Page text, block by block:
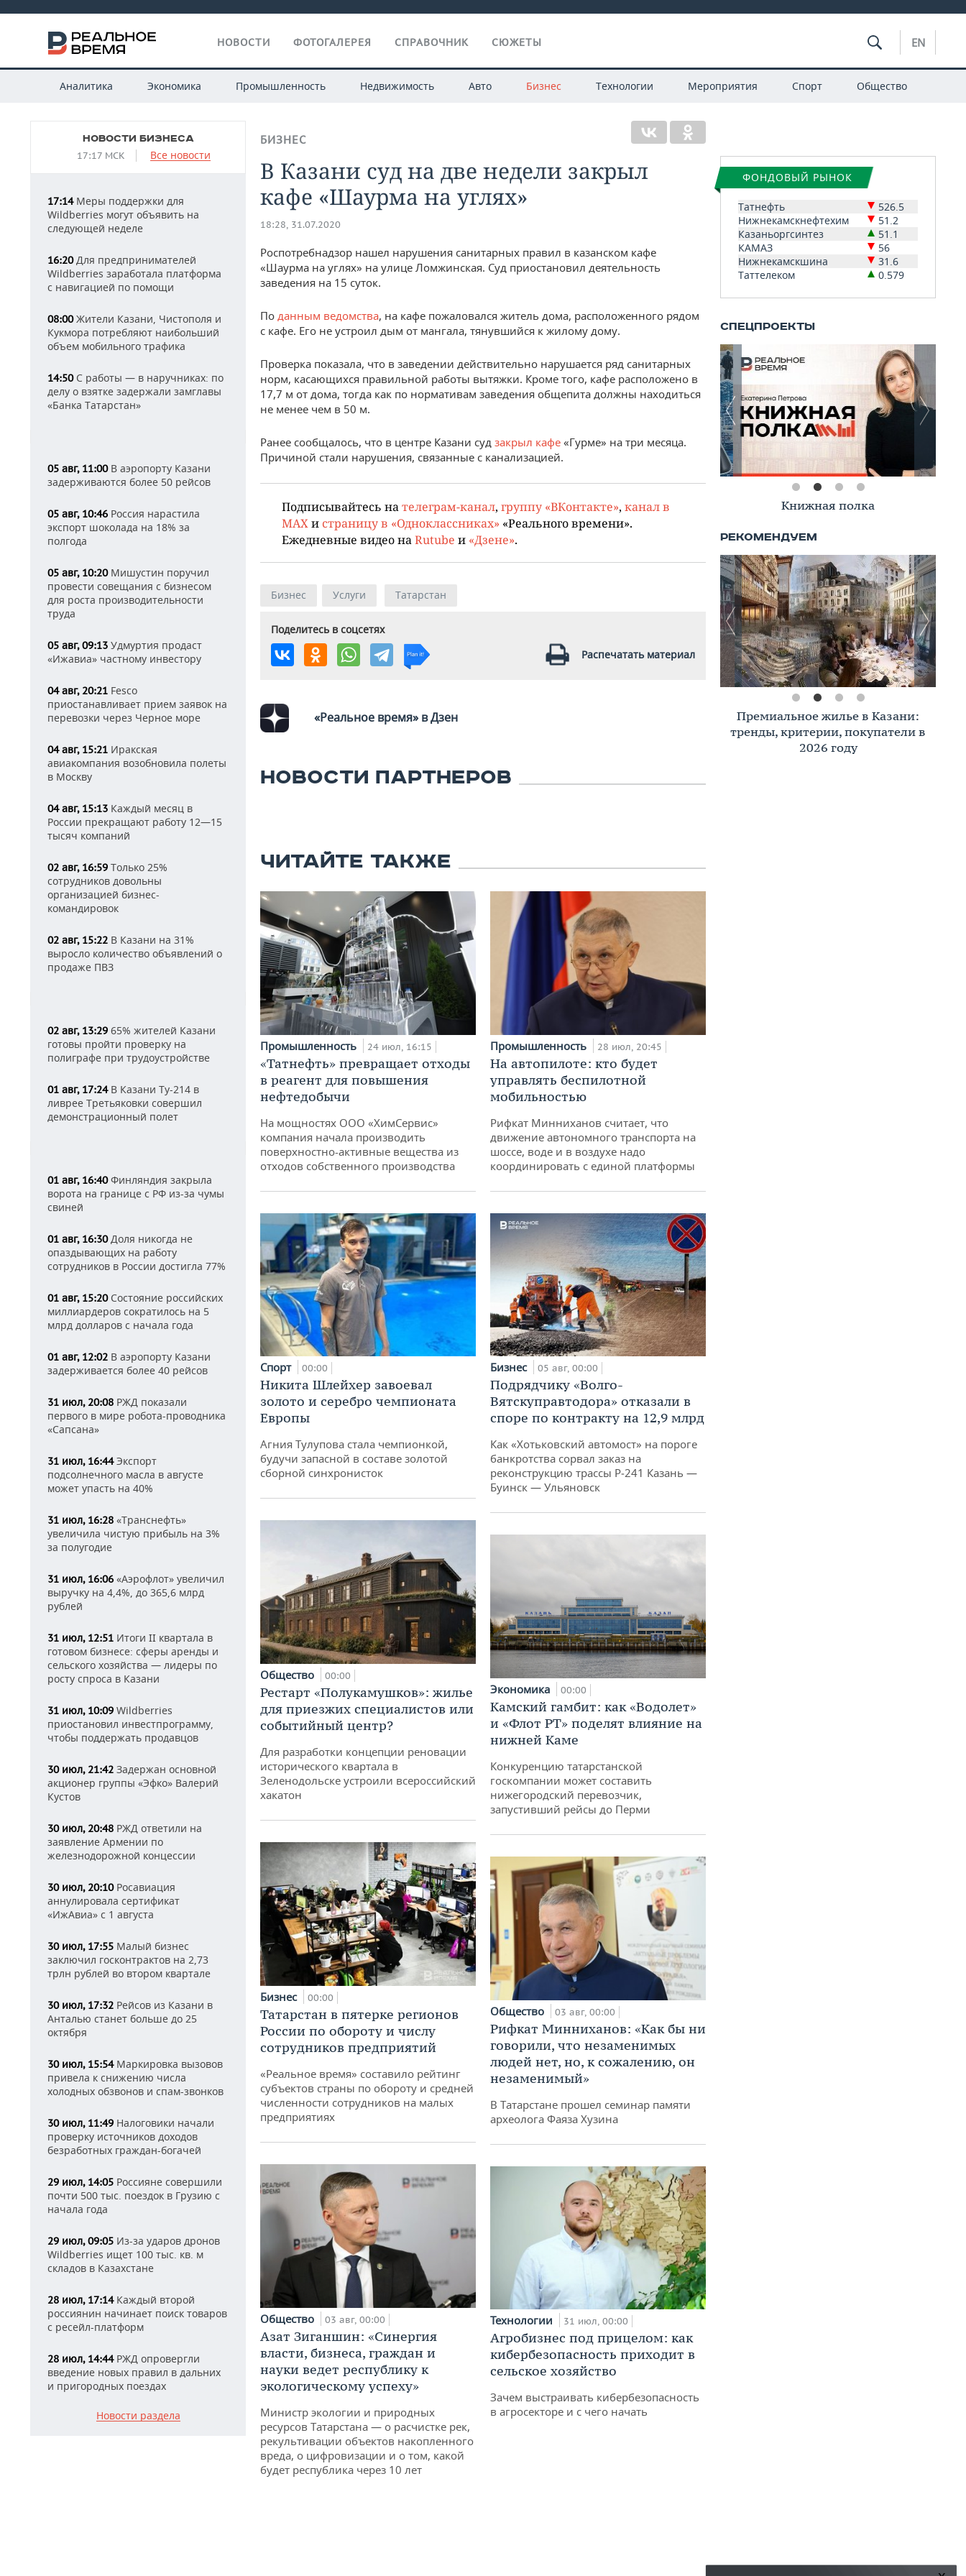
НОВОСТИ ФОТОГАЛЕРЕЯ СПРАВОЧНИК СЮЖЕТЫ EN
Аналитика Экономика Промышленность Недвижимость Авто Бизнес Технологии Мероприятия Спорт Общество
НОВОСТИ БИЗНЕСА
17:17 МСК Все новости
17:14Меры поддержки для
Wildberries могут объявить на
следующей неделе
16:20Для предпринимателей
Wildberries заработала платформа
с навигацией по помощи
08:00Жители Казани, Чистополя и
Кукмора потребляют наибольший
объем мобильного трафика
14:50С работы — в наручниках: по
делу о взятке задержали замглавы
«Банка Татарстан»
05 авг, 11:00В аэропорту Казани
задерживаются более 50 рейсов
05 авг, 10:46 Россия нарастила
экспорт шоколада на 18% за
полгода
05 авг, 10:20Мишустин поручил
провести совещания с бизнесом
для роста производительности
труда
05 авг, 09:13 Удмуртия продаст
«Ижавиа» частному инвестору
04 авг, 20:21 Fesco
приостанавливает прием заявок на
перевозки через Черное море
04 авг, 15:21 Иракская
авиакомпания возобновила полеты
в Москву
04 авг, 15:13 Каждый месяц в
России прекращают работу 12—15
тысяч компаний
02 авг, 16:59 Только 25%
сотрудников довольны
организацией бизнес-
командировок
02 авг, 15:22 В Казани на 31%
выросло количество объявлений о
продаже ПВЗ
02 авг, 13:29 65% жителей Казани
готовы пройти проверку на
полиграфе при трудоустройстве
01 авг, 17:24В Казани Ту-214 в
ливрее Третьяковки совершил
демонстрационный полет
01 авг, 16:40Финляндия закрыла
ворота на границе с РФ из-за чумы
свиней
01 авг, 16:30Доля никогда не
опаздывающих на работу
сотрудников в России достигла 77%
01 авг, 15:20Состояние российских
миллиардеров сократилось на 5
млрд долларов с начала года
01 авг, 12:02 В аэропорту Казани
задерживается более 40 рейсов
31 июл, 20:08 РЖД показали
первого в мире робота-проводника
«Сапсана»
31 июл, 16:44Экспорт
подсолнечного масла в августе
может упасть на 40%
31 июл, 16:28 «Транснефть»
увеличила чистую прибыль на 3%
за полугодие
31 июл, 16:06 «Аэрофлот» увеличил
выручку на 4,4%, до 365,6 млрд
рублей
31 июл, 12:51 Итоги II квартала в
готовом бизнесе: сферы аренды и
сельского хозяйства — лидеры по
росту спроса в Казани
31 июл, 10:09 Wildberries
приостановил инвестпрограмму,
чтобы поддержать продавцов
30 июл, 21:42 Задержан основной
акционер группы «Эфко» Валерий
Кустов
30 июл, 20:48 РЖД ответили на
заявление Армении по
железнодорожной концессии
30 июл, 20:10Росавиация
аннулировала сертификат
«ИжАвиа» с 1 августа
30 июл, 17:55 Малый бизнес
заключил госконтрактов на 2,73
трлн рублей во втором квартале
30 июл, 17:32 Рейсов из Казани в
Анталью станет больше до 25
октября
30 июл, 15:54Маркировка вызовов
привела к снижению числа
холодных обзвонов и спам-звонков
30 июл, 11:49 Налоговики начали
проверку источников доходов
безработных граждан-богачей
29 июл, 14:05 Россияне совершили
почти 500 тыс. поездок в Грузию с
начала года
29 июл, 09:05 Из-за ударов дронов
Wildberries ищет 100 тыс. кв. м
складов в Казахстане
28 июл, 17:14Каждый второй
россиянин начинает поиск товаров
с ресейл-платформ
28 июл, 14:44РЖД опровергли
введение новых правил в дальних
и пригородных поездах
Новости раздела
БИЗНЕС
В Казани суд на две недели закрыл
кафе «Шаурма на углях»
18:28, 31.07.2020
Роспотребнадзор нашел нарушения санитарных правил в казанском кафе
«Шаурма на углях» на улице Ломжинская. Суд приостановил деятельность
заведения на 15 суток.
По данным ведомства, на кафе пожаловался житель дома, расположенного рядом
с кафе. Его не устроил дым от мангала, тянувшийся к жилому дому.
Проверка показала, что в заведении действительно нарушается ряд санитарных
норм, касающихся правильной работы вытяжки. Кроме того, кафе расположено в
17,7 м от дома, тогда как по нормативам заведения общепита должны находиться
не менее чем в 50 м.
Ранее сообщалось, что в центре Казани суд закрыл кафе «Гурме» на три месяца.
Причиной стали нарушения, связанные с канализацией.
Подписывайтесь на телеграм-канал, группу «ВКонтакте», канал в
MAX и страницу в «Одноклассниках» «Реального времени».
Ежедневные видео на Rutube и «Дзене».
Бизнес Услуги Татарстан
Поделитесь в соцсетях
Распечатать материал
«Реальное время» в Дзен
НОВОСТИ ПАРТНЕРОВ
ЧИТАЙТЕ ТАКЖЕ
Промышленность 24 июл, 16:15
«Татнефть» превращает отходы
в реагент для повышения
нефтедобычи
На мощностях ООО «ХимСервис»
компания начала производить
поверхностно-активные вещества из
отходов собственного производства
Спорт 00:00
Никита Шлейхер завоевал
золото и серебро чемпионата
Европы
Агния Тулупова стала чемпионкой,
будучи запасной в составе золотой
сборной синхронисток
Общество 00:00
Рестарт «Полукамушков»: жилье
для приезжих специалистов или
событийный центр?
Для разработки концепции реновации
исторического квартала в
Зеленодольске устроили всероссийский
хакатон
Бизнес 00:00
Татарстан в пятерке регионов
России по обороту и числу
сотрудников предприятий
«Реальное время» составило рейтинг
субъектов страны по обороту и средней
численности сотрудников на малых
предприятиях
Общество 03 авг, 00:00
Азат Зиганшин: «Синергия
власти, бизнеса, граждан и
науки ведет республику к
экологическому успеху»
Министр экологии и природных
ресурсов Татарстана — о расчистке рек,
рекультивации объектов накопленного
вреда, о цифровизации и о том, какой
будет республика через 10 лет
Промышленность 28 июл, 20:45
На автопилоте: кто будет
управлять беспилотной
мобильностью
Рифкат Минниханов считает, что
движение автономного транспорта на
шоссе, воде и в воздухе надо
координировать с единой платформы
Бизнес 05 авг, 00:00
Подрядчику «Волго-
Вятскуправтодора» отказали в
споре по контракту на 12,9 млрд
Как «Хотьковский автомост» на пороге
банкротства сорвал заказ на
реконструкцию трассы Р‑241 Казань —
Буинск — Ульяновск
Экономика 00:00
Камский гамбит: как «Водолет»
и «Флот РТ» поделят влияние на
нижней Каме
Конкуренцию татарстанской
госкомпании может составить
нижегородский перевозчик,
запустивший рейсы до Перми
Общество 03 авг, 00:00
Рифкат Минниханов: «Как бы ни
говорили, что незаменимых
людей нет, но, к сожалению, он
незаменимый»
В Татарстане прошел семинар памяти
археолога Фаяза Хузина
Технологии 31 июл, 00:00
Агробизнес под прицелом: как
кибербезопасность приходит в
сельское хозяйство
Зачем выстраивать кибербезопасность
в агросекторе и с чего начать
ФОНДОВЫЙ РЫНОК
Татнефть
526.5
Нижнекамскнефтехим
51.2
Казаньоргсинтез
51.1
КАМАЗ
56
Нижнекамскшина
31.6
Таттелеком
0.579
Книжная полка
Премиальное жилье в Казани:
тренды, критерии, покупатели в
2026 году